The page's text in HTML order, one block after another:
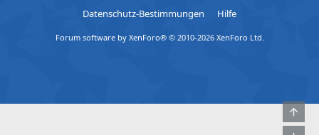
Datenschutz-Bestimmungen
Hilfe
Forum software by XenForo® © 2010-2026 XenForo Ltd.